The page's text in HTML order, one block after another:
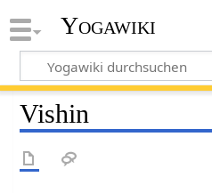
Yogawiki
Vishin